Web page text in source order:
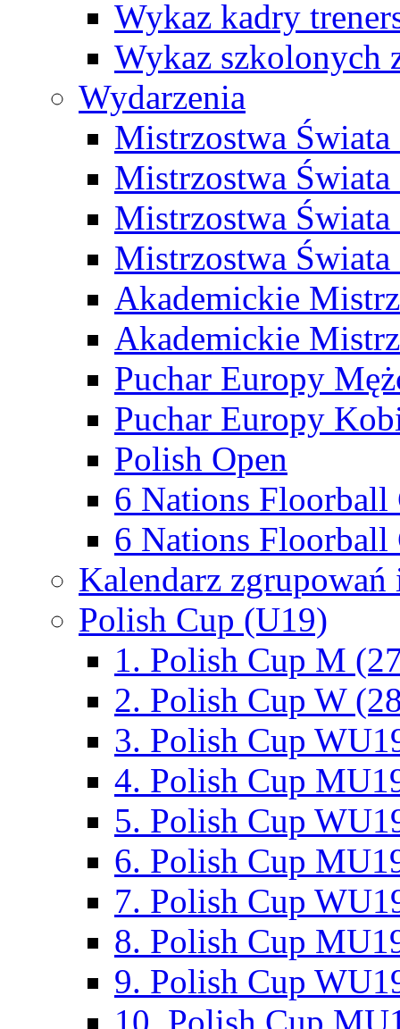
Wykaz kadry
Wykaz szkolonych
Wydarzenia
Mistrzostwa
Mistrzostwa
Mistrzostwa
Mistrzostwa
Akademickie
Akademickie
Puchar Europy
Puchar Europy
Polish Open
6 Nations Floorball
6 Nations Floorball
Kalendarz
Polish Cup (U19)
1. Polish Cup M
2. Polish Cup W
3. Polish Cup
4. Polish Cup
5. Polish Cup
6. Polish Cup
7. Polish Cup
8. Polish Cup
9. Polish Cup
10. Polish Cup